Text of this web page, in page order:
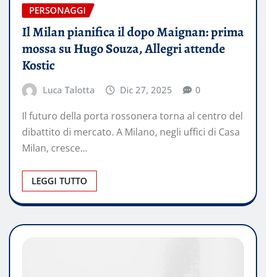
PERSONAGGI
Il Milan pianifica il dopo Maignan: prima
mossa su Hugo Souza, Allegri attende
Kostic
Luca Talotta Dic 27, 2025 0
Il futuro della porta rossonera torna al centro del
dibattito di mercato. A Milano, negli uffici di Casa
Milan, cresce…
LEGGI TUTTO